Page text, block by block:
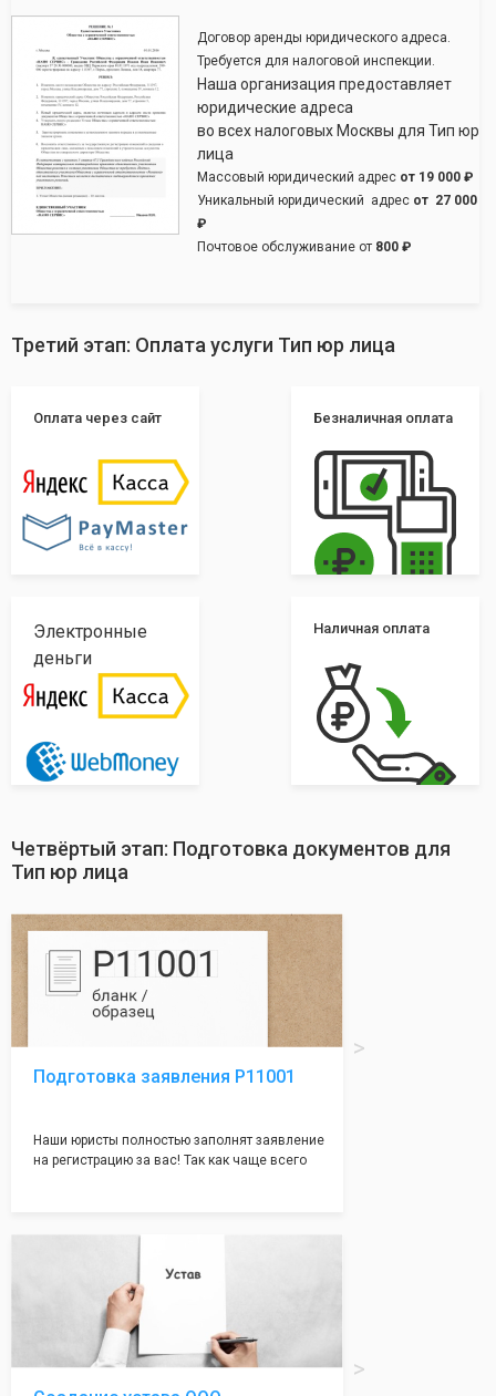
Договор аренды юридического адреса.
Требуется для налоговой инспекции.
Наша организация предоставляет
юридические адреса
во всех налоговых Москвы для Тип юр
лица
Массовый юридический адрес от 19 000 ₽
Уникальный юридический адрес от 27 000
₽
Почтовое обслуживание от 800 ₽
Третий этап: Оплата услуги Тип юр лица
Оплата через сайт Безналичная оплата
Электронные
деньги
Наличная оплата
Четвёртый этап: Подготовка документов для
Тип юр лица
Подготовка заявления Р11001
Наши юристы полностью заполнят заявление
на регистрацию за вас! Так как чаще всего
большая часть отказов - наши юристы с
оформление самого сложного документа на
себя! Многолетний опыт работы наших
юристов позволяет оформлять заявление без
ошибок, тем самым гарантируя вам
успешную регистрацию в налоговой